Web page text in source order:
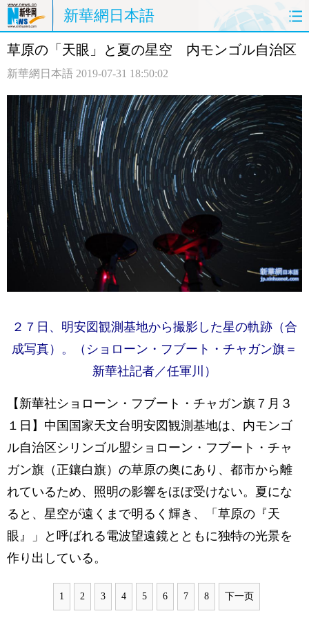
新華網日本語
ホームページ 政治 経済
観光 評論 写真
中日対訳
草原の「天眼」と夏の星空 内モンゴル自治区
新華網日本語 2019-07-31 18:50:02
２７日、明安図観測基地から撮影した星の軌跡（合
成写真）。（ショローン・フブート・チャガン旗＝
新華社記者／任軍川）
【新華社ショローン・フブート・チャガン旗７月３
１日】中国国家天文台明安図観測基地は、内モンゴ
ル自治区シリンゴル盟ショローン・フブート・チャ
ガン旗（正鑲白旗）の草原の奥にあり、都市から離
れているため、照明の影響をほぼ受けない。夏にな
ると、星空が遠くまで明るく輝き、「草原の『天
眼』」と呼ばれる電波望遠鏡とともに独特の光景を
作り出している。
1 2 3 4 5 6 7 8 下一页